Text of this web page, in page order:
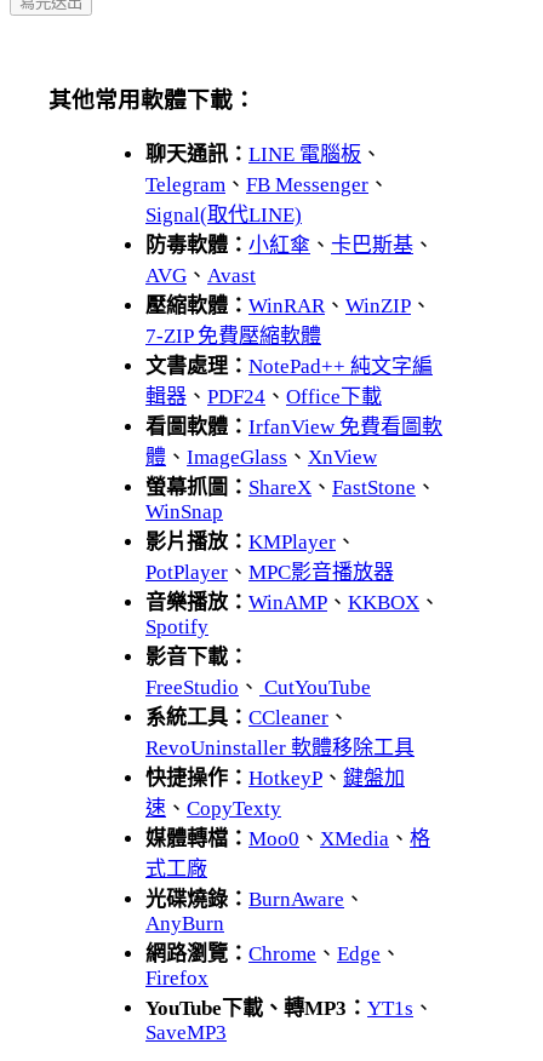
其他常用軟體下載：
聊天通訊： LINE 電腦板 、
Telegram 、 FB Messenger 、
Signal(取代LINE)
防毒軟體： 小紅傘 、 卡巴斯基 、
AVG 、 Avast
壓縮軟體： WinRAR、 WinZIP 、
7-ZIP 免費壓縮軟體
文書處理： NotePad++ 純文字編
輯器 、 PDF24 、 Office下載
看圖軟體： IrfanView 免費看圖軟
體 、 ImageGlass 、 XnView
螢幕抓圖： ShareX 、 FastStone 、
WinSnap
影片播放： KMPlayer 、
PotPlayer 、 MPC影音播放器
音樂播放： WinAMP 、 KKBOX 、
Spotify
影音下載：
FreeStudio 、 CutYouTube
系統工具： CCleaner 、
RevoUninstaller 軟體移除工具
快捷操作： HotkeyP 、 鍵盤加
速 、 CopyTexty
媒體轉檔： Moo0 、 XMedia 、 格
式工廠
光碟燒錄： BurnAware 、
AnyBurn
網路瀏覽： Chrome 、 Edge 、
Firefox
YouTube下載、轉MP3： YT1s 、
SaveMP3